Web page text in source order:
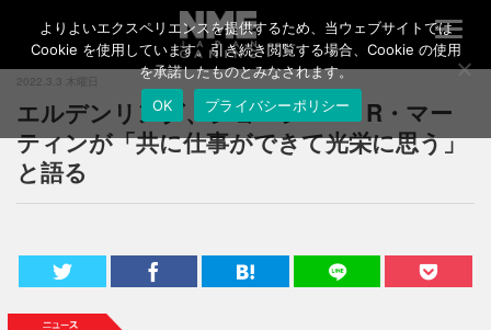
T
o
g
l
n
a
2022.3.3 木曜日
エルデンリング、ジョージ・R・R・マー
ティンが「共に仕事ができて光栄に思う」
と語る
よりよいエクスペリエンスを提供するため、当ウェブサイトでは
Cookie を使用しています。引き続き閲覧する場合、Cookie の使用
を承諾したものとみなされます。
OK
プライバシーポリシー